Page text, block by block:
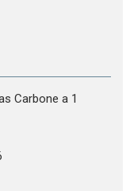
Carbone a 1